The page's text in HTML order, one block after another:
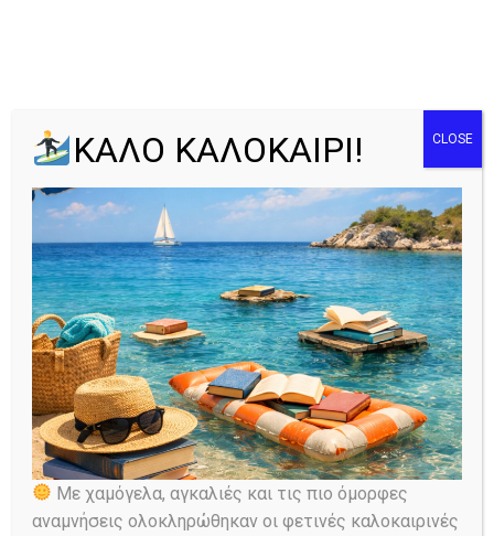
Tag: Κάλαντα με
τους
καλικάντζαρους
Home
Όλα τα άρθρα
Tag: Κάλαντα με τους...
ΚΑΛΟ ΚΑΛΟΚΑΙΡΙ!
Με χαμόγελα, αγκαλιές και τις πιο όμορφες
αναμνήσεις ολοκληρώθηκαν οι φετινές καλοκαιρινές
CLOSE